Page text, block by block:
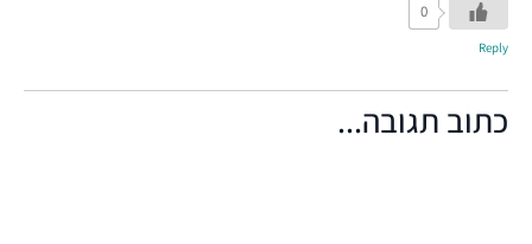
0
Reply
כתוב תגובה...